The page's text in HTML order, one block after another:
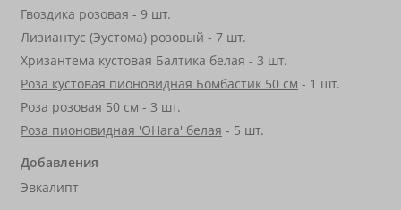
Гвоздика розовая - 9 шт.
Лизиантус (Эустома) розовый - 7 шт.
Хризантема кустовая Балтика белая - 3 шт.
Роза кустовая пионовидная Бомбастик 50 см - 1 шт.
Роза розовая 50 см - 3 шт.
Роза пионовидная 'OHara' белая - 5 шт.
Добавления
Эвкалипт